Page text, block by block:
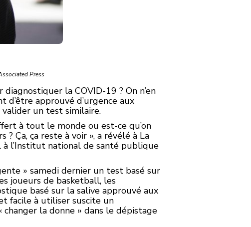
Press
la COVID-19 ? On n’en
d’être approuvé d’urgence aux
un test similaire.
à tout le monde ou est-ce qu’on
Ça, ça reste à voir », a révélé à La
l’Institut national de santé publique
» samedi dernier un test basé sur
joueurs de basketball, les
basé sur la salive approuvé aux
facile à utiliser suscite un
la donne » dans le dépistage